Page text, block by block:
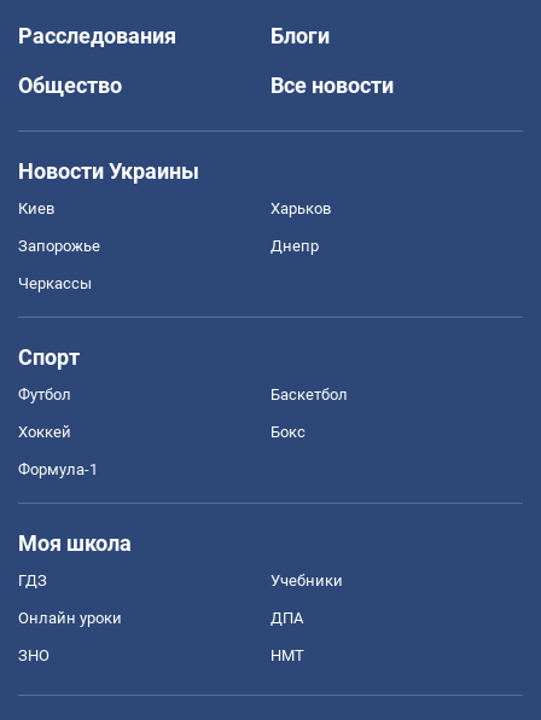
Расследования
Блоги
Общество
Все новости
Новости Украины
Киев Харьков
Запорожье Днепр
Черкассы
Спорт
Футбол Баскетбол
Хоккей Бокс
Формула-1
Моя школа
ГДЗ Учебники
Онлайн уроки ДПА
ЗНО НМТ